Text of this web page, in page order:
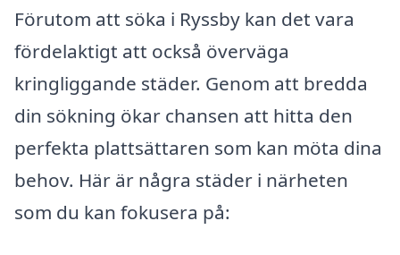
Förutom att söka i Ryssby kan det vara
fördelaktigt att också överväga
kringliggande städer. Genom att bredda
din sökning ökar chansen att hitta den
perfekta plattsättaren som kan möta dina
behov. Här är några städer i närheten
som du kan fokusera på: